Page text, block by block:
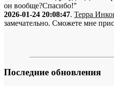
он вообще?Спасибо!"
2026-01-24 20:08:47. Терра
замечательно. Сможете мне
Последние обновления